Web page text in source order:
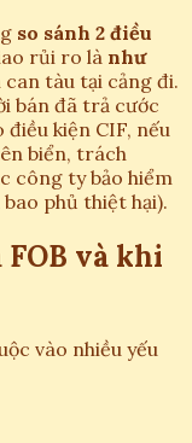
so sánh 2 điều
rủi ro là như
can tàu tại cảng đi.
bán đã trả cước
kiện CIF, nếu
biển, trách
công ty bảo hiểm
phủ thiệt hại).
và khi
vào nhiều yếu